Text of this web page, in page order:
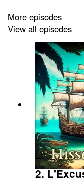
More episodes
View all episodes
2.